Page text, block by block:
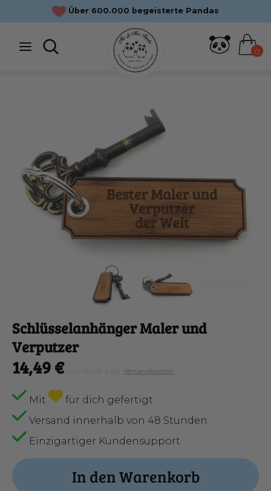
zum
Über 600.000 begeisterte Pandas
Suche
0
SuchenSuche
Schlüsselanhänger Maler und
Verputzer
14,49 € inkl. MwSt. zzgl. Versandkosten
Mit
für dich gefertigt
Versand innerhalb von 48 Stunden
Einzigartiger Kundensupport
In den Warenkorb